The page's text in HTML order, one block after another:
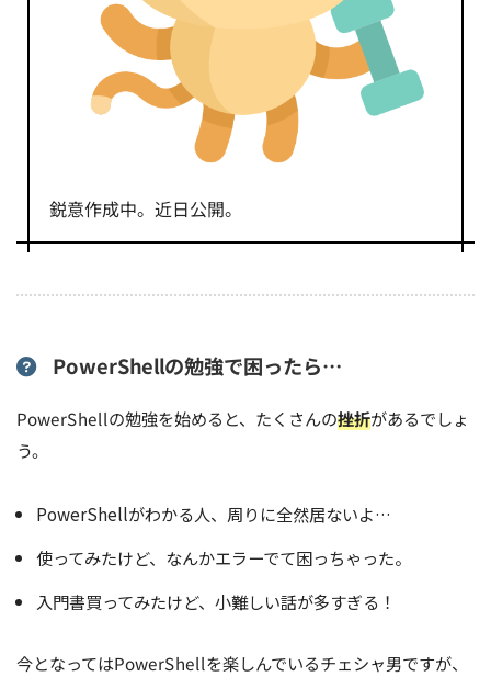
鋭意作成中。近日公開。
PowerShellの勉強で困ったら…
PowerShellの勉強を始めると、たくさんの挫折があるでしょ
う。
PowerShellがわかる人、周りに全然居ないよ…
使ってみたけど、なんかエラーでて困っちゃった。
入門書買ってみたけど、小難しい話が多すぎる！
今となってはPowerShellを楽しんでいるチェシャ男ですが、